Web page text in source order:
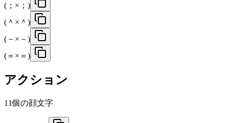
(；×；)
(＾×＾)
(－×－)
(＝×＝)
アクション
11個の顔文字